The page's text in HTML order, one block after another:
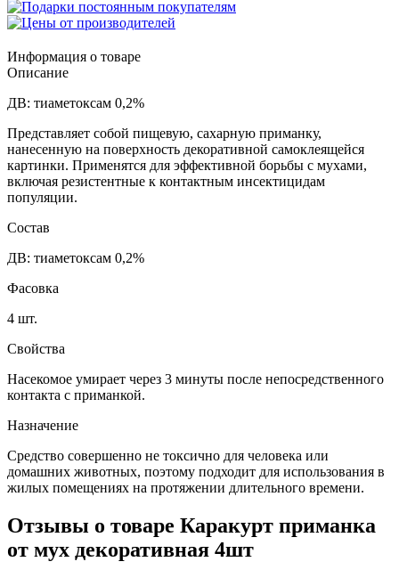
Информация о товаре
Описание
ДВ: тиаметоксам 0,2%
Представляет собой пищевую, сахарную приманку,
нанесенную на поверхность декоративной самоклеящейся
картинки. Применятся для эффективной борьбы с мухами,
включая резистентные к контактным инсектицидам
популяции.
Состав
ДВ: тиаметоксам 0,2%
Фасовка
4 шт.
Свойства
Насекомое умирает через 3 минуты после непосредственного
контакта с приманкой.
Назначение
Средство совершенно не токсично для человека или
домашних животных, поэтому подходит для использования в
жилых помещениях на протяжении длительного времени.
Отзывы о товаре Каракурт приманка
от мух декоративная 4шт